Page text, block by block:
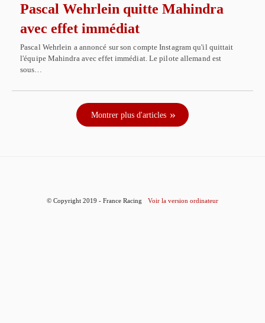
Pascal Wehrlein quitte Mahindra
avec effet immédiat
Pascal Wehrlein a annoncé sur son compte Instagram qu'il quittait
l'équipe Mahindra avec effet immédiat. Le pilote allemand est
sous…
Montrer plus d'articles
© Copyright 2019 - France Racing Voir la version ordinateur